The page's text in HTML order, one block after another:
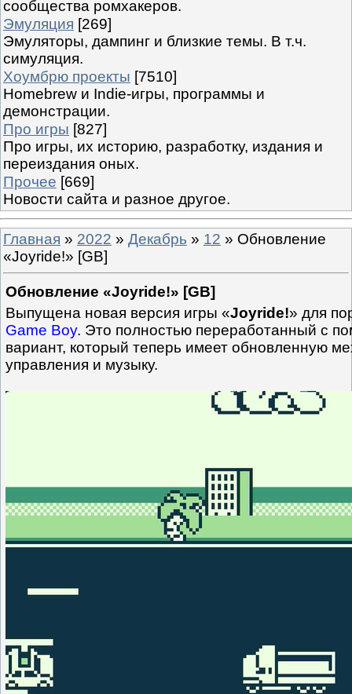
сообщества ромхакеров.
Эмуляция [269]
Эмуляторы, дампинг и близкие темы. В т.ч.
симуляция.
Хоумбрю проекты [7510]
Homebrew и Indie-игры, программы и
демонстрации.
Про игры [827]
Про игры, их историю, разработку, издания и
переиздания оных.
Прочее [669]
Новости сайта и разное другое.
Главная » 2022 » Декабрь » 12 » Обновление
«Joyride!» [GB]
Обновление «Joyride!» [GB]
Выпущена новая версия игры «Joyride!» для
Game Boy. Это полностью переработанный с
вариант, который теперь имеет обновленную
управления и музыку.